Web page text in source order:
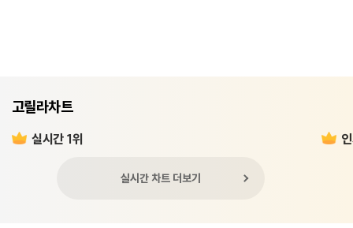
고릴라차트
실시간 1위
실시간 차트 더보기